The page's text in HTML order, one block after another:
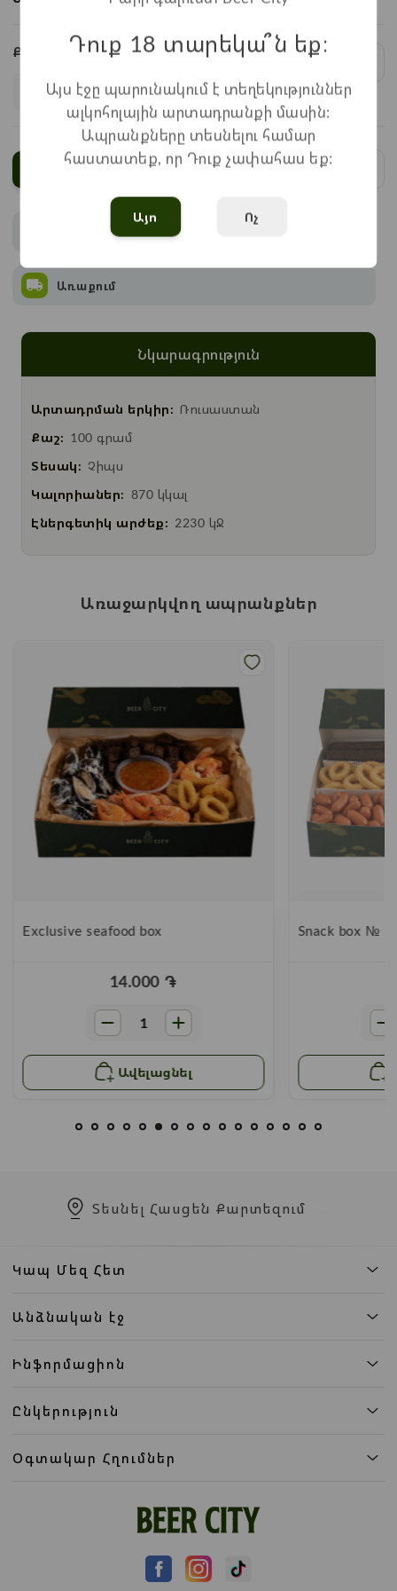
Քանակ:
870
Ավելացնել
Վճարում
Առաքում
Նկարագրություն
Արտադրման երկիր: Ռուսաստան
Քաշ: 100 գրամ
Տեսակ: Չիպս
Կալորիաներ: 870 կկալ
Էներգետիկ արժեք: 2230 կՋ
Առաջարկվող ապրանքներ
Exclusive seafood box
14.000 ֏
Ավելացնել
Snack box № 3
Տեսնել Հասցեն Քարտեզում
Կապ Մեզ Հետ
Անձնական էջ
Ինֆորմացիոն
Ընկերություն
Օգտակար Հղումներ
Դուք 18 տարեկա՞ն եք։
Այս էջը պարունակում է տեղեկություններ
ալկոհոլային արտադրանքի մասին:
Ապրանքները տեսնելու համար
հաստատեք, որ Դուք չափահաս եք:
Այո Ոչ